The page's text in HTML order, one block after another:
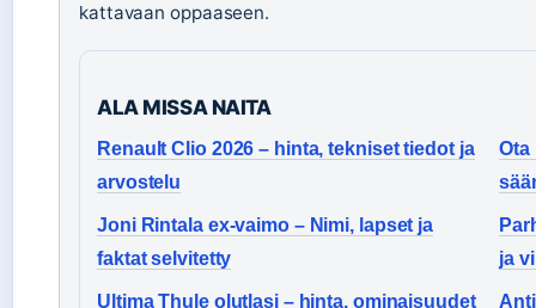
kattavaan oppaaseen.
ALA MISSA NAITA
Renault Clio 2026 – hinta, tekniset tiedot ja
arvostelu
Ota
Joni Rintala ex-vaimo – Nimi, lapset ja
faktat selvitetty
ja
Ultima Thule olutlasi – hinta, ominaisuudet